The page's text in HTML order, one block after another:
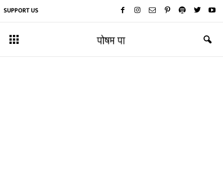
SUPPORT US